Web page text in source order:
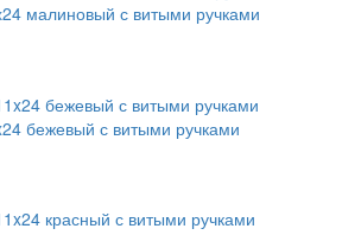
малиновый с витыми ручками
бежевый с витыми ручками